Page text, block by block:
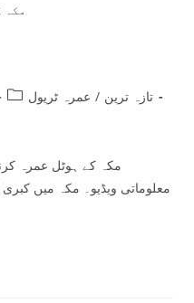
مکہ
Post
تازہ ترین / عمرہ ٹریول
مکہ کے ہوٹل عمرہ
معلوماتی ویڈیو۔ مکہ میں